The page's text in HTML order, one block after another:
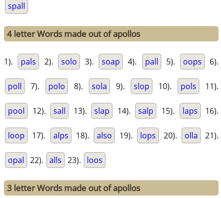
spall
4 letter Words made out of apollos
1). pals 2). solo 3). soap 4). pall 5). oops 6).
poll 7). polo 8). sola 9). slop 10). pols 11).
pool 12). sall 13). slap 14). salp 15). laps 16).
loop 17). alps 18). also 19). lops 20). olla 21).
opal 22). alls 23). loos
3 letter Words made out of apollos